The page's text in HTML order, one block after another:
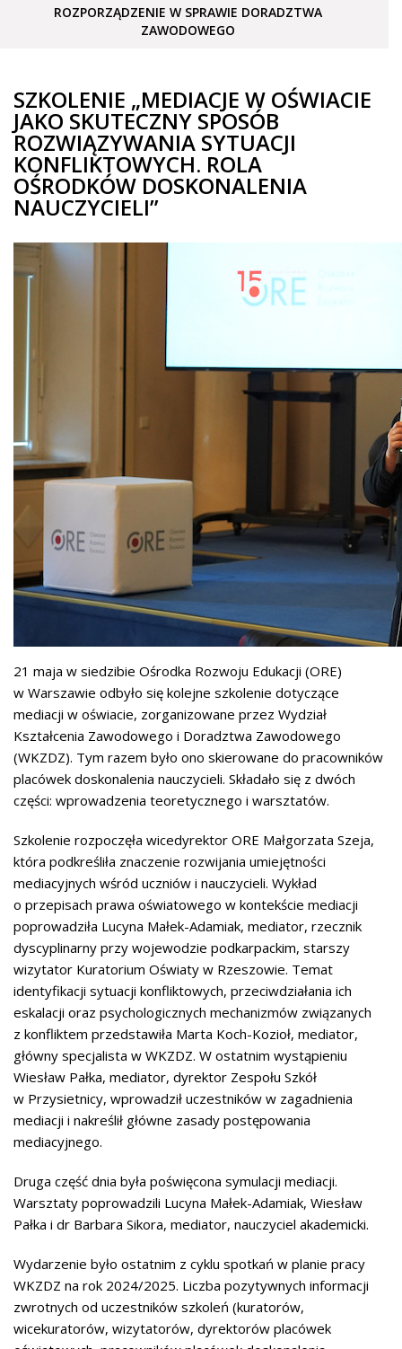
ROZPORZĄDZENIE W SPRAWIE DORADZTWA
ZAWODOWEGO
SZKOLENIE „MEDIACJE W OŚWIACIE
JAKO SKUTECZNY SPOSÓB
ROZWIĄZYWANIA SYTUACJI
KONFLIKTOWYCH. ROLA
OŚRODKÓW DOSKONALENIA
NAUCZYCIELI”
21 maja w siedzibie Ośrodka Rozwoju Edukacji (ORE)
w Warszawie odbyło się kolejne szkolenie dotyczące
mediacji w oświacie, zorganizowane przez Wydział
Kształcenia Zawodowego i Doradztwa Zawodowego
(WKZDZ). Tym razem było ono skierowane do pracowników
placówek doskonalenia nauczycieli. Składało się z dwóch
części: wprowadzenia teoretycznego i warsztatów.
Szkolenie rozpoczęła wicedyrektor ORE Małgorzata Szeja,
która podkreśliła znaczenie rozwijania umiejętności
mediacyjnych wśród uczniów i nauczycieli. Wykład
o przepisach prawa oświatowego w kontekście mediacji
poprowadziła Lucyna Małek-Adamiak, mediator, rzecznik
dyscyplinarny przy wojewodzie podkarpackim, starszy
wizytator Kuratorium Oświaty w Rzeszowie. Temat
identyfikacji sytuacji konfliktowych, przeciwdziałania ich
eskalacji oraz psychologicznych mechanizmów związanych
z konfliktem przedstawiła Marta Koch-Kozioł, mediator,
główny specjalista w WKZDZ. W ostatnim wystąpieniu
Wiesław Pałka, mediator, dyrektor Zespołu Szkół
w Przysietnicy, wprowadził uczestników w zagadnienia
mediacji i nakreślił główne zasady postępowania
mediacyjnego.
Druga część dnia była poświęcona symulacji mediacji.
Warsztaty poprowadzili Lucyna Małek-Adamiak, Wiesław
Pałka i dr Barbara Sikora, mediator, nauczyciel akademicki.
Wydarzenie było ostatnim z cyklu spotkań w planie pracy
WKZDZ na rok 2024/2025. Liczba pozytywnych informacji
zwrotnych od uczestników szkoleń (kuratorów,
wicekuratorów, wizytatorów, dyrektorów placówek